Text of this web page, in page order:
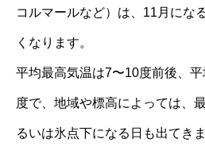
コルマールなど）は、11月にな
くなります。
平均最高気温は7〜10度前後、
度で、地域や標高によっては、
るいは氷点下になる日も出てきま